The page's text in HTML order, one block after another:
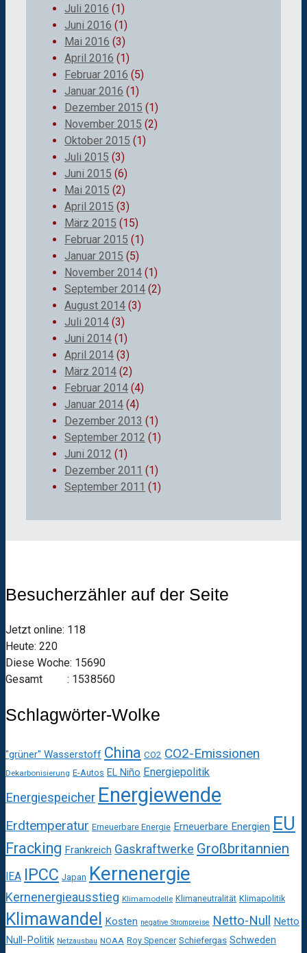
Juli 2016 (1)
Juni 2016 (1)
Mai 2016 (3)
April 2016 (1)
Februar 2016 (5)
Januar 2016 (1)
Dezember 2015 (1)
November 2015 (2)
Oktober 2015 (1)
Juli 2015 (3)
Juni 2015 (6)
Mai 2015 (2)
April 2015 (3)
März 2015 (15)
Februar 2015 (1)
Januar 2015 (5)
November 2014 (1)
September 2014 (2)
August 2014 (3)
Juli 2014 (3)
Juni 2014 (1)
April 2014 (3)
März 2014 (2)
Februar 2014 (4)
Januar 2014 (4)
Dezember 2013 (1)
September 2012 (1)
Juni 2012 (1)
Dezember 2011 (1)
September 2011 (1)
Besucherzähler auf der Seite
Jetzt online: 118
Heute: 220
Diese Woche: 15690
Gesamt : 1538560
Schlagwörter-Wolke
"grüner" Wasserstoff China CO2 CO2-Emissionen
Dekarbonisierung E-Autos EL Niño Energiepolitik
Energiespeicher Energiewende
Erdtemperatur Erneuerbare Energie Erneuerbare Energien EU
Fracking Frankreich Gaskraftwerke Großbritannien
IEA IPCC Japan Kernenergie
Kernenergieausstieg Klimamodelle Klimaneutralität Klimapolitik
Klimawandel Kosten negative Strompreise Netto-Null Netto
Null-Politik Netzausbau NOAA Roy Spencer Schiefergas Schweden